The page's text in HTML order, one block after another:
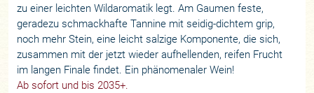
zu einer leichten Wildaromatik legt. Am Gaumen feste,
geradezu schmackhafte Tannine mit seidig-dichtem grip,
noch mehr Stein, eine leicht salzige Komponente, die sich,
zusammen mit der jetzt wieder aufhellenden, reifen Frucht
im langen Finale findet. Ein phänomenaler Wein!
Ab sofort und bis 2035+.